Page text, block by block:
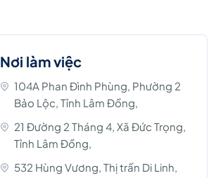
Nơi làm việc
104A Phan Đình Phùng, Phường 2
Bảo Lộc, Tỉnh Lâm Đồng,
21 Đường 2 Tháng 4, Xã Đức Trọng,
Tỉnh Lâm Đồng,
532 Hùng Vương, Thị trấn Di Linh,